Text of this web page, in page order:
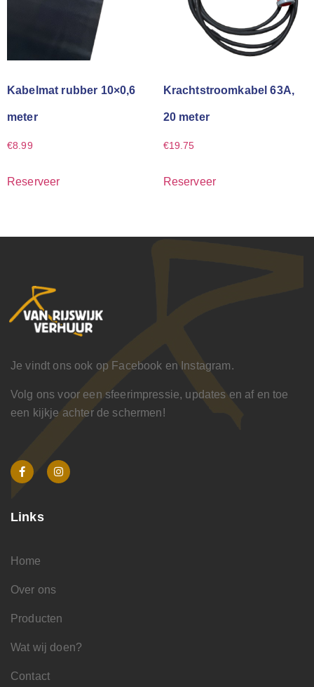
Kabelmat rubber 10×0,6
meter
€8.99
Reserveer
Krachtstroomkabel 63A,
20 meter
€19.75
Reserveer
Je vindt ons ook op Facebook en Instagram.
Volg ons voor een sfeerimpressie, updates en af en toe
een kijkje achter de schermen!
Links
Home
Over ons
Producten
Wat wij doen?
Contact